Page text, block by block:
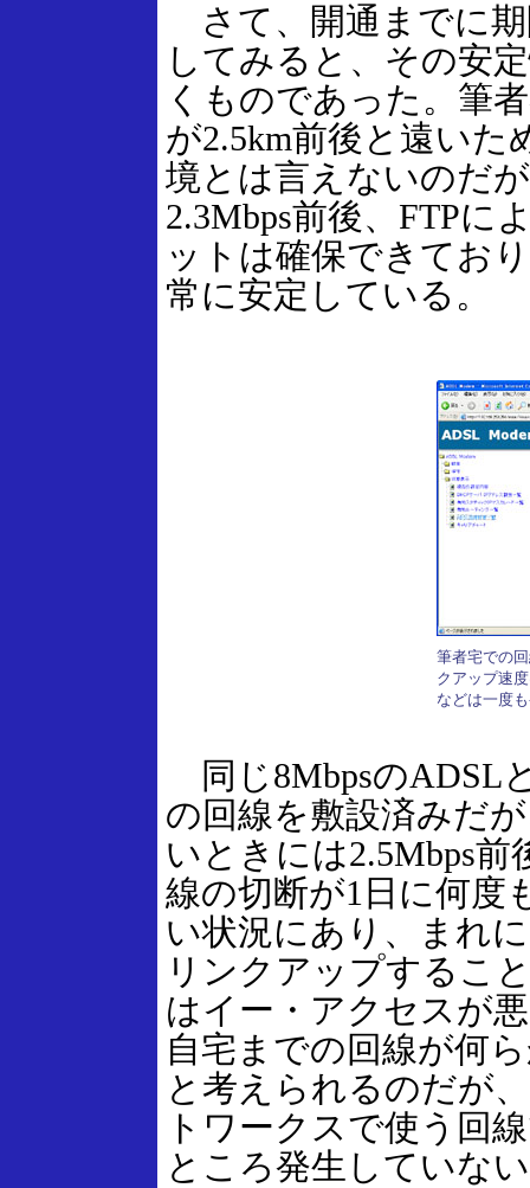
さて、開通までに
してみると、その安
くものであった。筆
が2.5km前後と遠い
境とは言えないのだ
2.3Mbps前後、FTPに
ットは確保できてお
常に安定している。
筆者宅での
クアップ速
などは一度
同じ8MbpsのADSL
の回線を敷設済みだ
いときには2.5Mbps
線の切断が1日に何度
い状況にあり、まれ
リンクアップするこ
はイー・アクセスが
自宅までの回線が何
と考えられるのだが
トワークスで使う回
ところ発生していな